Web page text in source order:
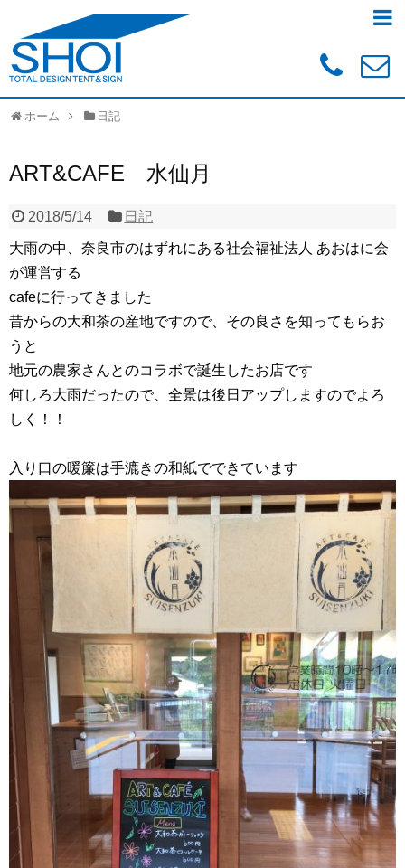
ホーム 日記
ART&CAFE 水仙月
2018/5/14 日記
大雨の中、奈良市のはずれにある社会福祉法人 あおはに会
が運営する
cafeに行ってきました
昔からの大和茶の産地ですので、その良さを知ってもらお
うと
地元の農家さんとのコラボで誕生したお店です
何しろ大雨だったので、全景は後日アップしますのでよろ
しく！！
入り口の暖簾は手漉きの和紙でできています